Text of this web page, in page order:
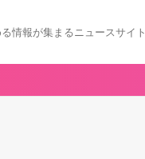
情報が集まるニュースサイト